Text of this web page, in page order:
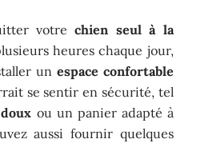
votrechien seul à la
heures chaque jour,
un espace confortable
se sentir en sécurité, tel
ou un panier adapté à
aussi fournir quelques